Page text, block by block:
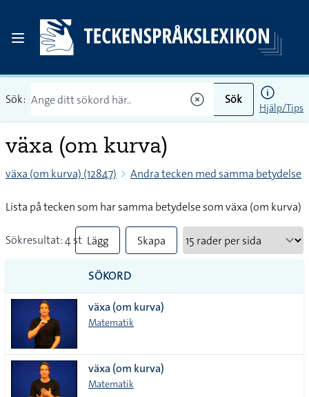
Sök: Sök
Hjälp/Tips
växa (om kurva)
växa (om kurva) (12847) Andra tecken med samma betydelse
Lista på tecken som har samma betydelse som växa (om kurva)
Sökresultat: 4 st Lägg
till
alla i
lista
Skapa
SÖKORD
växa (om kurva)
Matematik
växa (om kurva)
Matematik